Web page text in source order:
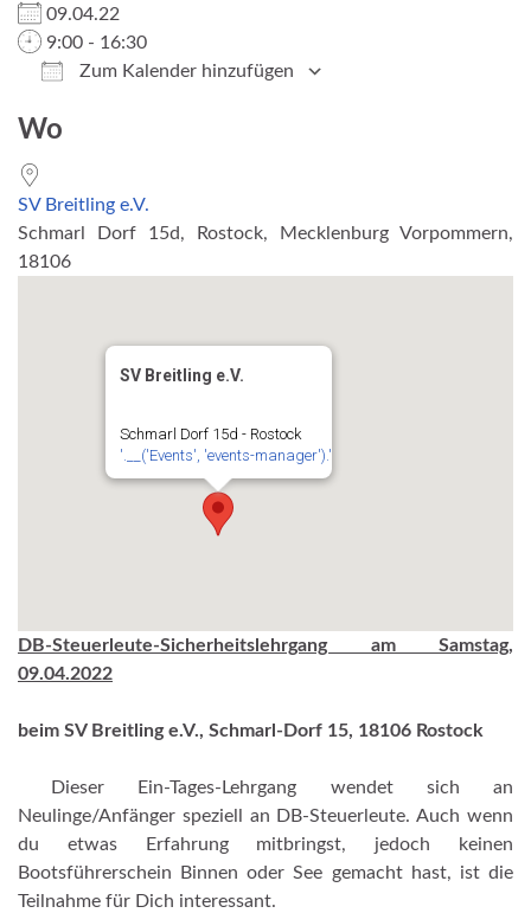
09.04.22
9:00 - 16:30
Zum Kalender hinzufügen
Wo
SV Breitling e.V.
Schmarl Dorf 15d, Rostock, Mecklenburg Vorpommern,
18106
SV Breitling e.V.
Schmarl Dorf 15d - Rostock
'.__('Events', 'events-manager').'
DB-Steuerleute-Sicherheitslehrgang am Samstag,
09.04.2022
beim SV Breitling e.V., Schmarl-Dorf 15, 18106 Rostock
Dieser Ein-Tages-Lehrgang wendet sich an
Neulinge/Anfänger speziell an DB-Steuerleute. Auch wenn
du etwas Erfahrung mitbringst, jedoch keinen
Bootsführerschein Binnen oder See gemacht hast, ist die
Teilnahme für Dich interessant.